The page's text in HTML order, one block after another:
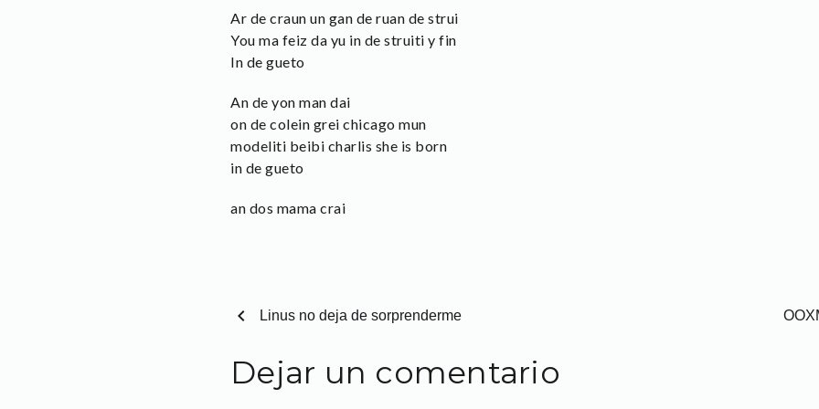
Ar de craun un gan de ruan de strui
You ma feiz da yu in de struiti y fin
In de gueto
An de yon man dai
on de colein grei chicago mun
modeliti beibi charlis she is born
in de gueto
an dos mama crai
chevron_left Linus no deja de sorprenderme
Dejar un comentario